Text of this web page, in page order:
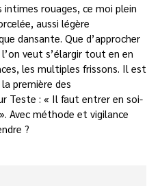
intimes rouages, ce moi plein
aussi légère
dansante. Que d’approcher
veut s’élargir tout en en
les multiples frissons. Il est
première des
Teste : « Il faut entrer en soi-
Avec méthode et vigilance
?